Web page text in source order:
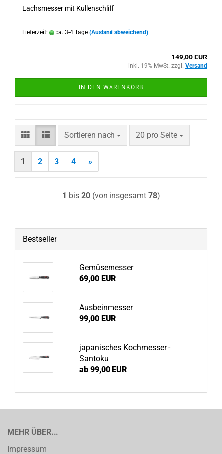
Lachsmesser mit Kullenschliff
Lieferzeit: ca. 3-4 Tage (Ausland abweichend)
149,00 EUR
inkl. 19% MwSt. zzgl. Versand
IN DEN WARENKORB
Sortieren nach
Sortieren nach 20 pro Seite
pro Seite
1 2 3 4 »
1 bis 20(von insgesamt 78)
Bestseller
Gemüsemesser
69,00 EUR
Ausbeinmesser
99,00 EUR
japanisches Kochmesser -
Santoku
ab 99,00 EUR
MEHR ÜBER...
Impressum